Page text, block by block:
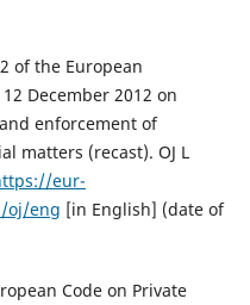
of the European
December 2012 on
enforcement of
matters (recast). OJ L
eur-
oj/eng [in English] (date of
Code on Private